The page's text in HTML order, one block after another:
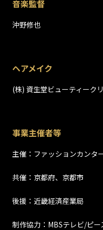
音楽監督
沖野修也
ヘアメイク
(株) 資生堂ビューティーク
事業主催者等
主催：ファッションカンタ
共催：京都府、京都市
後援：近畿経済産業局
制作協力：MBSテレビ/ピ